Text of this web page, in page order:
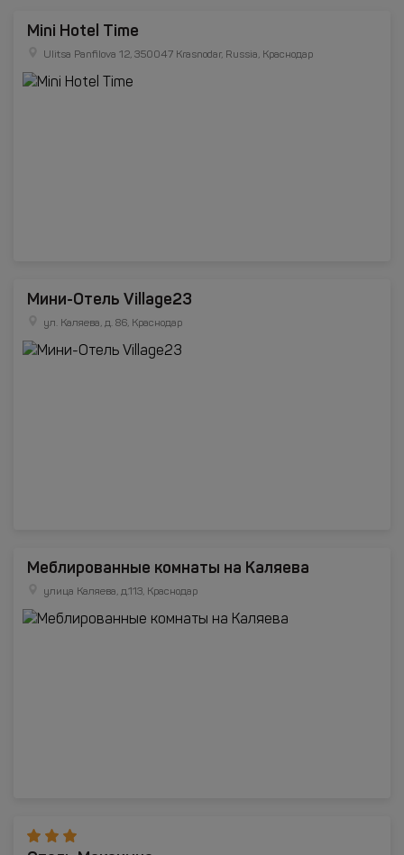
Mini Hotel Time
Ulitsa Panfilova 12, 350047 Krasnodar, Russia, Краснодар
Мини-Отель Village23
ул. Каляева, д. 86, Краснодар
Меблированные комнаты на Каляева
улица Каляева, д.113, Краснодар